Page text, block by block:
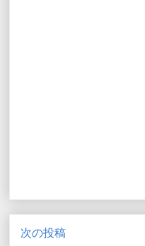
次の投稿